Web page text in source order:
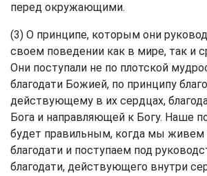
перед окружающими.
(3) О принципе, которым они
своем поведении как в мире, так и
Они поступали не по плотской
благодати Божией, по принципу
действующему в их сердцах,
Бога и направляющей к Богу. Наше
будет правильным, когда мы живем
благодати и поступаем под
благодати, действующего внутри